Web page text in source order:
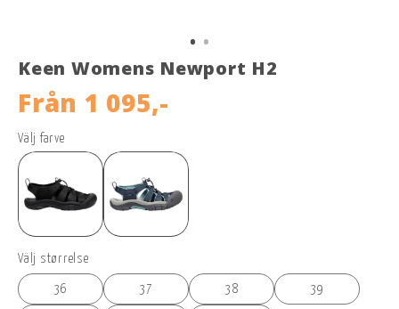
Keen Womens Newport H2
Från 1 095,-
Välj farve
Välj størrelse
36 37 38 39